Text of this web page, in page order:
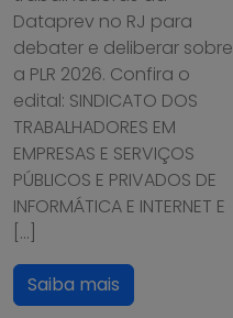
Dataprev no RJ para
debater e deliberar sobre
a PLR 2026. Confira o
edital: SINDICATO DOS
TRABALHADORES EM
EMPRESAS E SERVIÇOS
PÚBLICOS E PRIVADOS DE
INFORMÁTICA E INTERNET E
[…]
Saiba mais